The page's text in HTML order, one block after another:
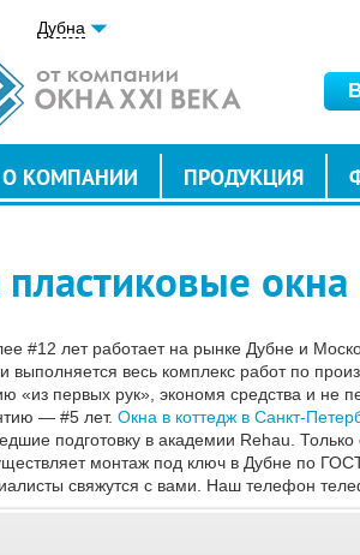
Дубна
О КОМПАНИИ ПРОДУКЦИЯ
#12 лет работает на рынке Дубне и
выполняется весь комплекс работ по
«из первых рук», экономя средства и
— #5 лет. Окна в коттедж в Санкт-
подготовку в академии Rehau.
монтаж под ключ в Дубне по
свяжутся с вами. Наш телефон